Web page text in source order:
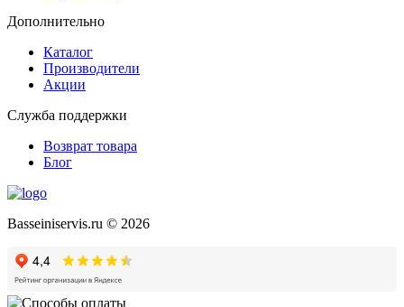
Дополнительно
Каталог
Производители
Акции
Служба поддержки
Возврат товара
Блог
Basseiniservis.ru © 2026